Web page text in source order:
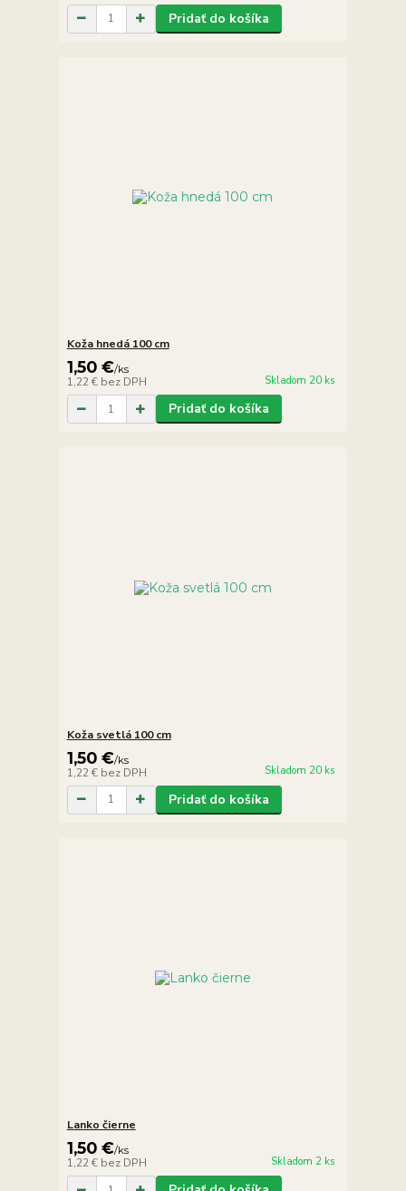
Pridať do košíka
Koža hnedá 100 cm
1,50 €/ks
1,22 € bez DPH Skladom 20 ks
Pridať do košíka
Koža svetlá 100 cm
1,50 €/ks
1,22 € bez DPH Skladom 20 ks
Pridať do košíka
Lanko čierne
1,50 €/ks
1,22 € bez DPH Skladom 2 ks